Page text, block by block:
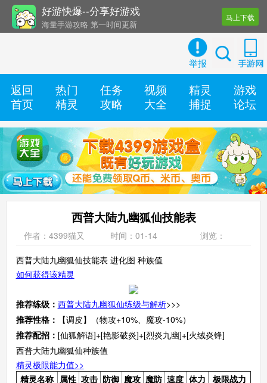
好游快爆--分享好游戏
海量手游攻略 第一时间更新
还有几十款实用辅助工具
马上下载
举报
返回
首页
热门
精灵
任务
攻略
视频
大全
精灵
捕捉
游戏
论坛
西普大陆九幽狐仙技能表
作者：4399猫又 时间：01-14 浏览：
西普大陆九幽狐仙技能表 进化图 种族值
如何获得该精灵
推荐练级： 西普大陆九幽狐仙练级与解析>>>
推荐性格：
【调皮】（物攻+10%、魔攻-10%）
推荐配招： [仙狐解语]+[艳影破炎]+[烈炎九幽]+[火绒炎锋]
西普大陆九幽狐仙种族值
精灵极限能力值>>
精灵名称
属性 攻击 防御 魔攻 魔防 速度 体力
极限战力